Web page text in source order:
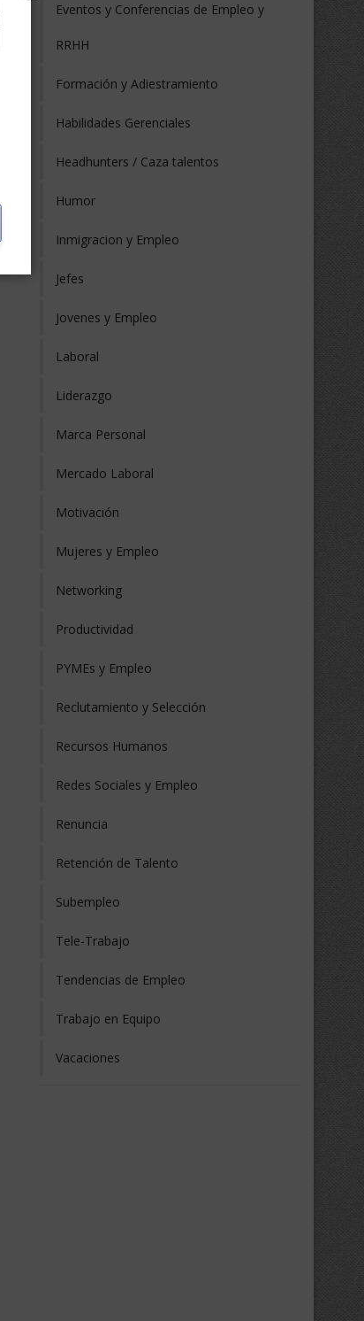
Eventos y Conferencias de Empleo y
RRHH
Formación y Adiestramiento
Habilidades Gerenciales
Headhunters / Caza talentos
Humor
Inmigracion y Empleo
Jefes
Jovenes y Empleo
Laboral
Liderazgo
Marca Personal
Mercado Laboral
Motivación
Mujeres y Empleo
Networking
Productividad
PYMEs y Empleo
Reclutamiento y Selección
Recursos Humanos
Redes Sociales y Empleo
Renuncia
Retención de Talento
Subempleo
Tele-Trabajo
Tendencias de Empleo
Trabajo en Equipo
Vacaciones